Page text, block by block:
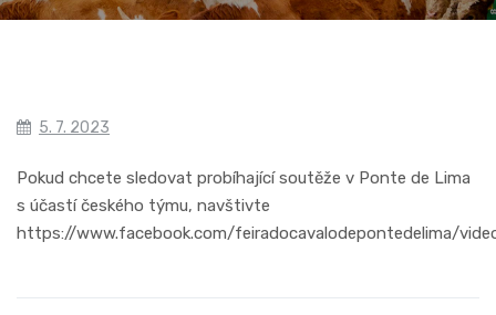
5. 7. 2023
Pokud chcete sledovat probíhající soutěže v Ponte de Lima
s účastí českého týmu, navštivte
https://www.facebook.com/feiradocavalodepontedelima/